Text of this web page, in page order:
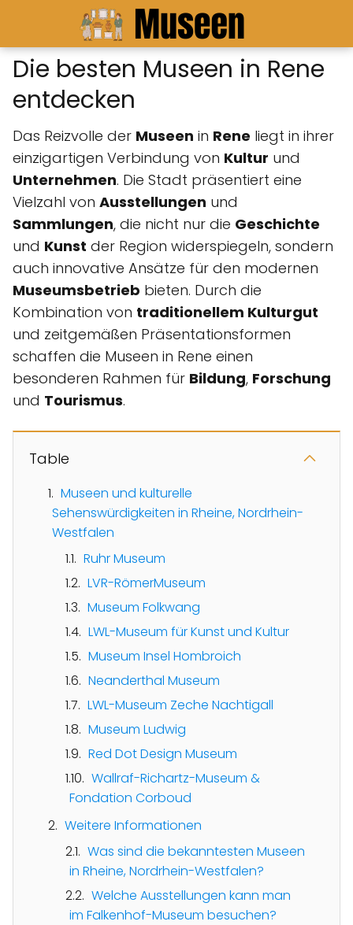
Die besten Museen in Rene
entdecken
Das Reizvolle der Museen in Rene liegt in ihrer
einzigartigen Verbindung von Kultur und
Unternehmen. Die Stadt präsentiert eine
Vielzahl von Ausstellungen und
Sammlungen, die nicht nur die Geschichte
und Kunst der Region widerspiegeln, sondern
auch innovative Ansätze für den modernen
Museumsbetrieb bieten. Durch die
Kombination von traditionellem Kulturgut
und zeitgemäßen Präsentationsformen
schaffen die Museen in Rene einen
besonderen Rahmen für Bildung, Forschung
und Tourismus.
Table
Museen und kulturelle
Sehenswürdigkeiten in Rheine, Nordrhein-
Westfalen
Ruhr Museum
LVR-RömerMuseum
Museum Folkwang
LWL-Museum für Kunst und Kultur
Museum Insel Hombroich
Neanderthal Museum
LWL-Museum Zeche Nachtigall
Museum Ludwig
Red Dot Design Museum
Wallraf-Richartz-Museum &
Fondation Corboud
Weitere Informationen
Was sind die bekanntesten Museen
in Rheine, Nordrhein-Westfalen?
Welche Ausstellungen kann man
im Falkenhof-Museum besuchen?